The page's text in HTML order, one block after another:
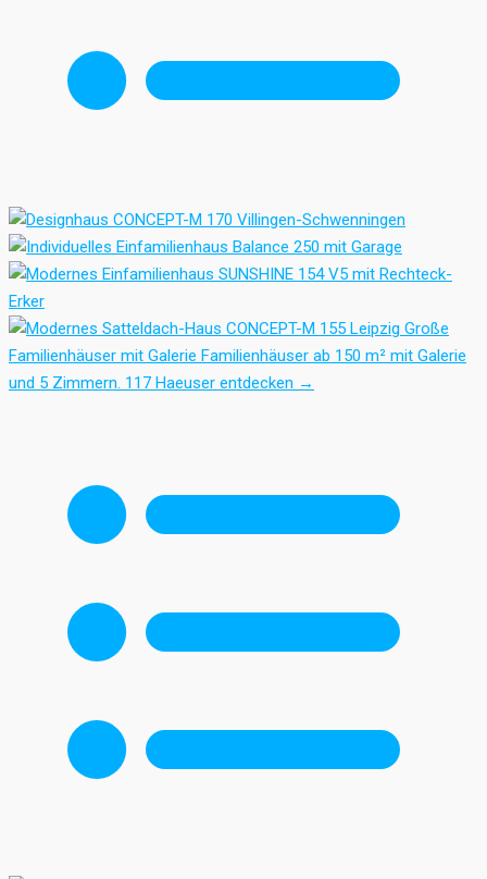
Große
Familienhäuser mit Galerie Familienhäuser ab 150 m² mit Galerie
und 5 Zimmern. 117 Haeuser entdecken →